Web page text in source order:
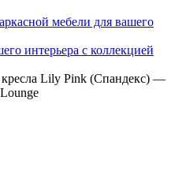
мебели для вашего
интерьера с коллекцией
Lily Pink (Спандекс) —